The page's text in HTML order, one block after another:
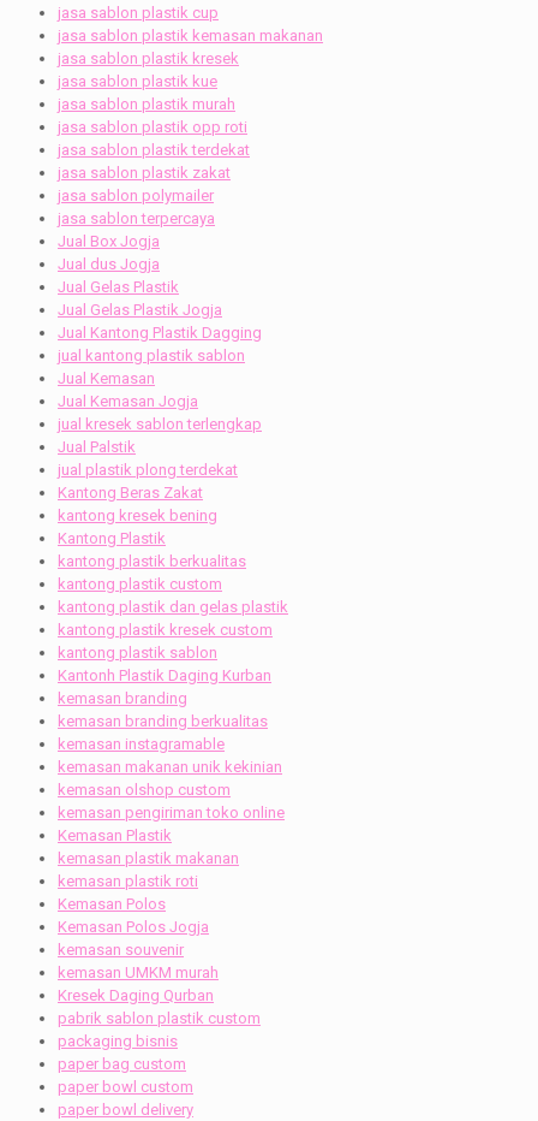
jasa sablon plastik cup
jasa sablon plastik kemasan makanan
jasa sablon plastik kresek
jasa sablon plastik kue
jasa sablon plastik murah
jasa sablon plastik opp roti
jasa sablon plastik terdekat
jasa sablon plastik zakat
jasa sablon polymailer
jasa sablon terpercaya
Jual Box Jogja
Jual dus Jogja
Jual Gelas Plastik
Jual Gelas Plastik Jogja
Jual Kantong Plastik Dagging
jual kantong plastik sablon
Jual Kemasan
Jual Kemasan Jogja
jual kresek sablon terlengkap
Jual Palstik
jual plastik plong terdekat
Kantong Beras Zakat
kantong kresek bening
Kantong Plastik
kantong plastik berkualitas
kantong plastik custom
kantong plastik dan gelas plastik
kantong plastik kresek custom
kantong plastik sablon
Kantonh Plastik Daging Kurban
kemasan branding
kemasan branding berkualitas
kemasan instagramable
kemasan makanan unik kekinian
kemasan olshop custom
kemasan pengiriman toko online
Kemasan Plastik
kemasan plastik makanan
kemasan plastik roti
Kemasan Polos
Kemasan Polos Jogja
kemasan souvenir
kemasan UMKM murah
Kresek Daging Qurban
pabrik sablon plastik custom
packaging bisnis
paper bag custom
paper bowl custom
paper bowl delivery